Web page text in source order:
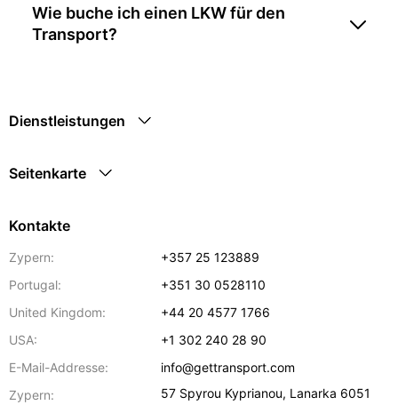
Wie buche ich einen LKW für den
Transport?
Dienstleistungen
Seitenkarte
Kontakte
Zypern:
+357 25 123889
Portugal:
+351 30 0528110
United Kingdom:
+44 20 4577 1766
USA:
+1 302 240 28 90
E-Mail-Addresse:
info@gettransport.com
Zypern:
57 Spyrou Kyprianou, Lanarka 6051